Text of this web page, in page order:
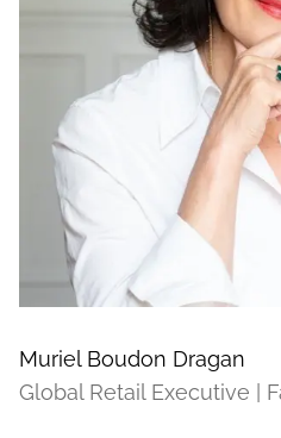
Muriel Boudon Dragan
Global Retail Executive |